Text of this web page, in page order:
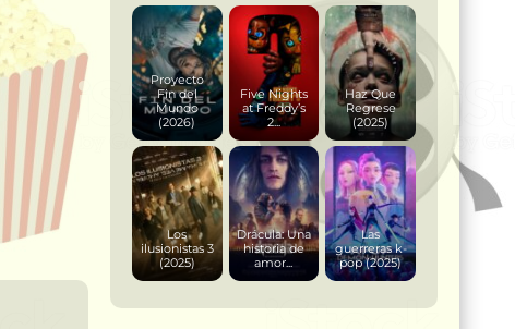
Proyecto
Fin del
Mundo
(2026)
Five Nights
at Freddy’s
2...
Haz Que
Regrese
(2025)
Los
ilusionistas 3
(2025)
Drácula: Una
historia de
amor...
Las
guerreras k-
pop (2025)